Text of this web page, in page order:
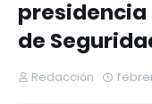
presidencia
de
Redacción